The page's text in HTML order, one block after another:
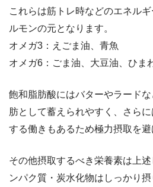
これらは筋トレ時などのエネル
ルモンの元となります。
オメガ3：えごま油、青魚
オメガ6：ごま油、大豆油、ひま
飽和脂肪酸にはバターやラード
肪として蓄えられやすく、さら
する働きもあるため極力摂取を避
その他摂取するべき栄養素は上
ンパク質・炭水化物はしっかり